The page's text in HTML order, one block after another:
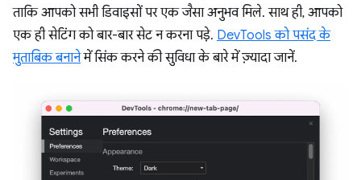
ताकि आपको सभी डिवाइसों पर एक जैसा अनुभव मिले. साथ ही, आपको
एक ही सेटिंग को बार-बार सेट न करना पड़े. DevTools को पसंद के
मुताबिक बनानेमें सिंक करने की सुविधा के बारे में ज़्यादा जानें.